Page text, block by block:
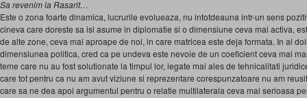
Sa revenim la Rasarit…
Este o zona foarte dinamica, lucrurile evolueaza, nu intotdeauna intr-un sens
cineva care doreste sa isi asume in diplomatie si o dimensiune ceva mai activa,
de alte zone, ceva mai aproape de noi, in care matricea este deja formata. In al
dimensiunea politica, cred ca pe undeva este nevoie de un coeficient ceva mai
teme care nu au fost solutionate la timpul lor, legate mai ales de tehnicalitati
care tot pentru ca nu am avut viziune si reprezentare corespunzatoare nu am
care sa ne dea apoi argumentul pentru o relatie multilaterala ceva mai serioasa